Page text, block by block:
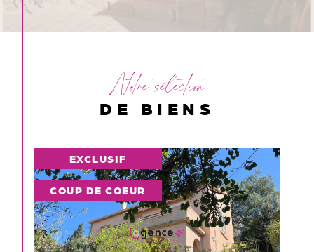
Bormes-les-Mimosas
langues couramment parlées.
est mise en place au national et à l’international,
en fonction de ses critères, sa cible et son prix.
Si vous recherchez un réel accompagnement dans
l’implication n'hésitez pas à nous contacter.
Notre sélection
DE BIENS
NOUVEAUTÉ